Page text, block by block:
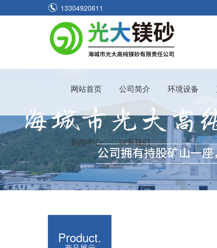
13304920611
网站首页 公司简介 环境设备
新闻中心 联系我们
Product.